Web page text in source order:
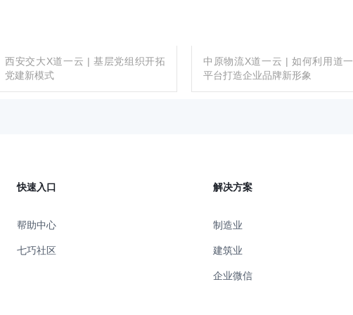
西安交大X道一云 | 基层党组织开拓
党建新模式
中原物流X道一云 | 如何利用道
平台打造企业品牌新形象
快速入口
帮助中心
七巧社区
解决方案
制造业
建筑业
企业微信